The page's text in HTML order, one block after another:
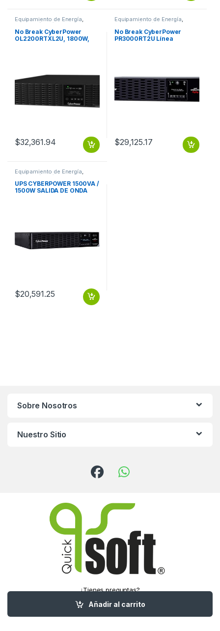
Añadir al carrito
Equipamiento de Energía,
Protección Eléctrica
No Break CyberPower
OL2200RTXL2U, 1800W,
$32,361.94
Equipamiento de Energía,
Protección Eléctrica
No Break CyberPower
PR3000RT2U Línea
YEAR
$29,125.17
Equipamiento de Energía
Protección Eléctrica
UPS CYBERPOWER 1500VA /
1500W SALIDA DE ONDA
$20,591.25
Sobre Nosotros
Nuestro Sitio
¿Tienes preguntas?
(55) 5016-1321